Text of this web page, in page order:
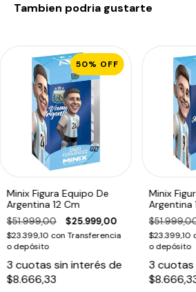
Incluye accesorios: No
Es articulada:
Es bobblehead:
Es coleccionable:
Es marca destacada:
Es marca TOM:No
Condición del ítem:
Nuevo
Línea:AFA
Fabricante:Caffaro
Materiales:Vinilo
Edad mínima recomendada:6 años
Tambien podria gustarte
50% OFF
Minix Figura Equipo De
Argentina 12 Cm
$51.999,00 $25.999,00
$23.399,10 con Transferencia
o depósito
3 cuotas sin interés de
$8.666,33
Minix
Argentina
$23.399,10
o depósito
3 cuotas